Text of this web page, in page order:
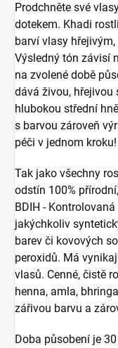
Prodchněte své
dotekem. Khadi
barví vlasy
Výsledný tón závisí
na zvolené době
dává živou, hřejivou
hlubokou střední
s barvou zároveň
péči v jednom kroku!
Tak jako všechny
odstín 100%
BDIH -
jakýchkoliv
barev či kovových
peroxidů. Má
vlasů. Cenné, čistě
henna, amla,
zářivou barvu a
Doba působení je